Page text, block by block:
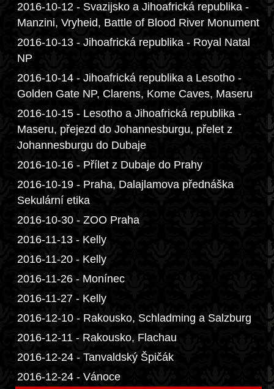
2016-10-12 - Svazijsko a Jihoafrická republika -
Manzini, Vryheid, Battle of Blood River Monument
2016-10-13 - Jihoafrická republika - Royal Natal
NP
2016-10-14 - Jihoafrická republika a Lesotho -
Golden Gate NP, Clarens, Kome Caves, Maseru
2016-10-15 - Lesotho a Jihoafrická republika -
Maseru, přejezd do Johannesburgu, přelet z
Johannesburgu do Dubaje
2016-10-16 - Přílet z Dubaje do Prahy
2016-10-19 - Praha, Dalajlamova přednáška
Sekulární etika
2016-10-30 - ZOO Praha
2016-11-13 - Kelly
2016-11-20 - Kelly
2016-11-26 - Monínec
2016-11-27 - Kelly
2016-12-10 - Rakousko, Schladming a Salzburg
2016-12-11 - Rakousko, Flachau
2016-12-24 - Tanvaldský Špičák
2016-12-24 - Vánoce